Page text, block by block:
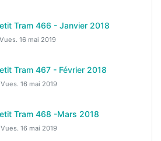
Tram 466 - Janvier 2018
16 mai 2019
Tram 467 - Février 2018
16 mai 2019
Tram 468 -Mars 2018
16 mai 2019